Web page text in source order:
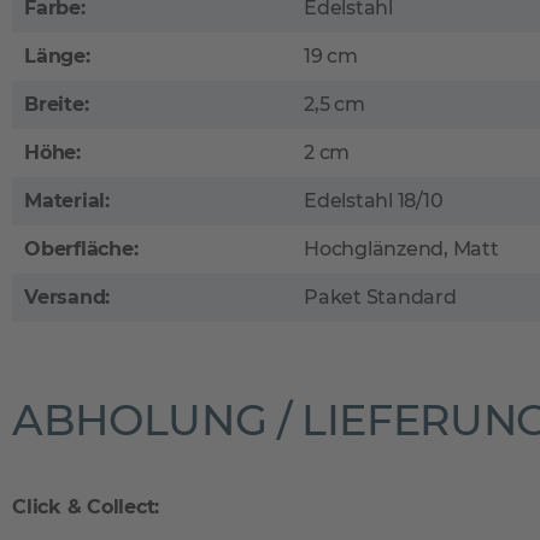
Farbe: Edelstahl
Länge: 19 cm
Breite: 2,5 cm
Höhe: 2 cm
Material: Edelstahl 18/10
Oberfläche: Hochglänzend, Matt
Versand: Paket Standard
ABHOLUNG /
Click & Collect: